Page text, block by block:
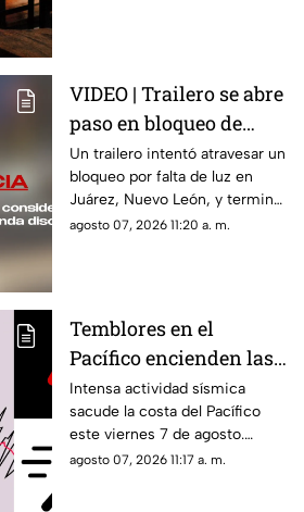
VIDEO | Trailero se abre
paso en bloqueo de
Juárez y choca contra
varios vehículos
Un trailero intentó atravesar un
bloqueo por falta de luz en
Juárez, Nuevo León, y terminó
impactando varios vehículos
agosto 07, 2026 11:20 a. m.
Temblores en el
Pacífico encienden las
alarmas este 7 de
agosto: ¿Se sintieron en
Jalisco?
Intensa actividad sísmica
sacude la costa del Pacífico
este viernes 7 de agosto.
Conoce los estados con mayor
agosto 07, 2026 11:17 a. m.